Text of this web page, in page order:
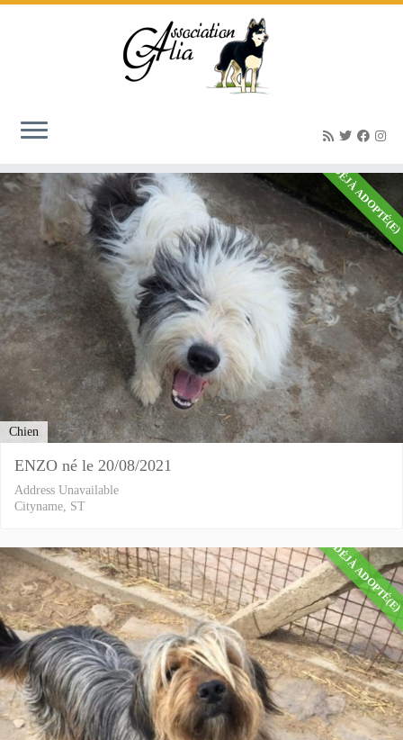
Berger des Pyrénées
DÉJÀ ADOPTÉ(E)
Chien
ENZO né le 20/08/2021
Address Unavailable
Cityname, ST
DÉJÀ ADOPTÉ(E)